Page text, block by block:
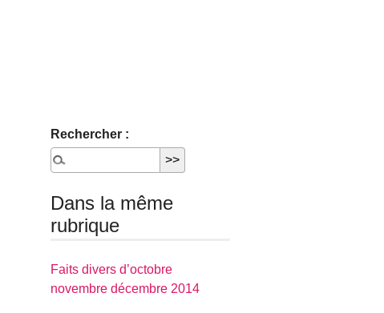
Rechercher :
Dans la même
rubrique
Faits divers d’octobre
novembre décembre 2014